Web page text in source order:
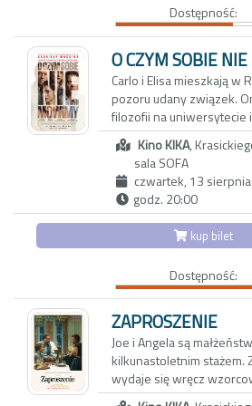
zachwyca
zdjęciami, oddającymi
pogórza. Reżyserka
pamięci, przyjaźni i
bohaterek, które są dla
skłania do
spojrzenia na
uczęszczanej strony
Dostępność:
O CZYM SOBIE
Carlo i Elisa mieszkają w
pozoru udany związek.
filozofii na uniwersytecie
z kryzysem twórczym.
utalentowana,
felietony ukazują się w
magazynach
od dwóch dekad związku
więcej rutyny oraz
wyjazd do Maroka w
wieloletnich przyjaciół:
trzynastoletniej córki
dociekliwej i
Okazuje się, że także oni
kryzys, który najbardziej
dziewczynce. Vittoria,
Kino KIKA,
sala SOFA
czwartek, 13
godz. 20:00
kup bilet
Dostępność:
ZAPROSZENIE
Joe i Angela są
kilkunastoletnim stażem.
wydaje się wręcz
spokojne życie w